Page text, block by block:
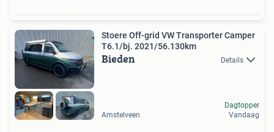
Stoere Off-grid VW Transporter Camper
T6.1/bj. 2021/56.130km
Bieden Details
Amstelveen
Dagtopper
Vandaag